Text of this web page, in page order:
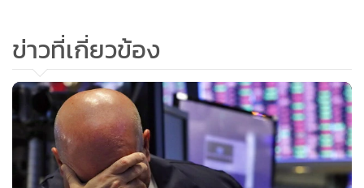
“จากราคาน้ำมันในตอนนี้ ผมได้สั่งการให้รัฐมนตรีพลังงานเข้า
ซื้อน้ำมันดิบปริมาณมากในราคาดีมากๆ สำหรับคลังสำรองทาง
ยุทธศาสตร์ของสหรัฐฯ” ทรัมป์กล่าว “เรากำลังจะเติมเต็มมันสู่
ระดับสูงสุด”
ถือเป็นครั้งแรกที่ประธานาธิบดีสหรัฐฯ คนใดคนหนึ่งเคลื่อนไหว
เติมเต็มคลังน้ำมับสำรองทางยุทธศาสตร์ นับตั้งแต่ประธานาธิบดี
ข่าวที่เกี่ยวข้อง